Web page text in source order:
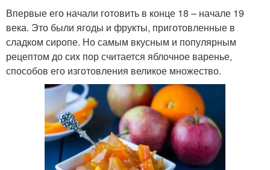
Впервые его начали готовить в конце 18 – начале 19
века. Это были ягоды и фрукты, приготовленные в
сладком сиропе. Но самым вкусным и популярным
рецептом до сих пор считается яблочное варенье,
способов его изготовления великое множество.